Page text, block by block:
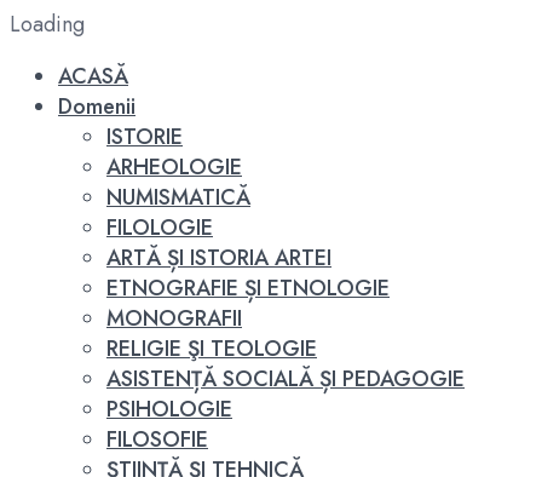
Loading
ACASĂ
Domenii
ISTORIE
ARHEOLOGIE
NUMISMATICĂ
FILOLOGIE
ARTĂ ȘI ISTORIA ARTEI
ETNOGRAFIE ȘI ETNOLOGIE
MONOGRAFII
RELIGIE ŞI TEOLOGIE
ASISTENȚĂ SOCIALĂ ȘI PEDAGOGIE
PSIHOLOGIE
FILOSOFIE
ȘTIINȚĂ ȘI TEHNICĂ